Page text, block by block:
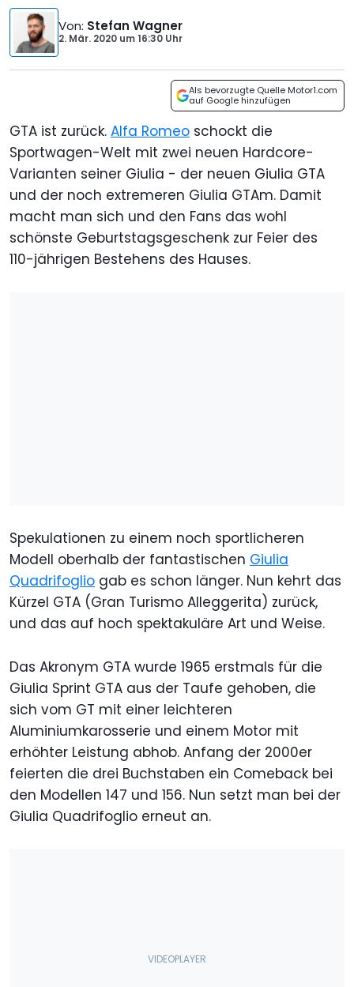
Von: Stefan Wagner
2. Mär. 2020 um16:30 Uhr
Als bevorzugte Quelle Motor1.com
auf Google hinzufügen
GTA ist zurück. Alfa Romeo schockt die
Sportwagen-Welt mit zwei neuen Hardcore-
Varianten seiner Giulia - der neuen Giulia GTA
und der noch extremeren Giulia GTAm. Damit
macht man sich und den Fans das wohl
schönste Geburtstagsgeschenk zur Feier des
110-jährigen Bestehens des Hauses.
Spekulationen zu einem noch sportlicheren
Modell oberhalb der fantastischen Giulia
Quadrifoglio gab es schon länger. Nun kehrt das
Kürzel GTA (Gran Turismo Alleggerita) zurück,
und das auf hoch spektakuläre Art und Weise.
Das Akronym GTA wurde 1965 erstmals für die
Giulia Sprint GTA aus der Taufe gehoben, die
sich vom GT mit einer leichteren
Aluminiumkarosserie und einem Motor mit
erhöhter Leistung abhob. Anfang der 2000er
feierten die drei Buchstaben ein Comeback bei
den Modellen 147 und 156. Nun setzt man bei der
Giulia Quadrifoglio erneut an.